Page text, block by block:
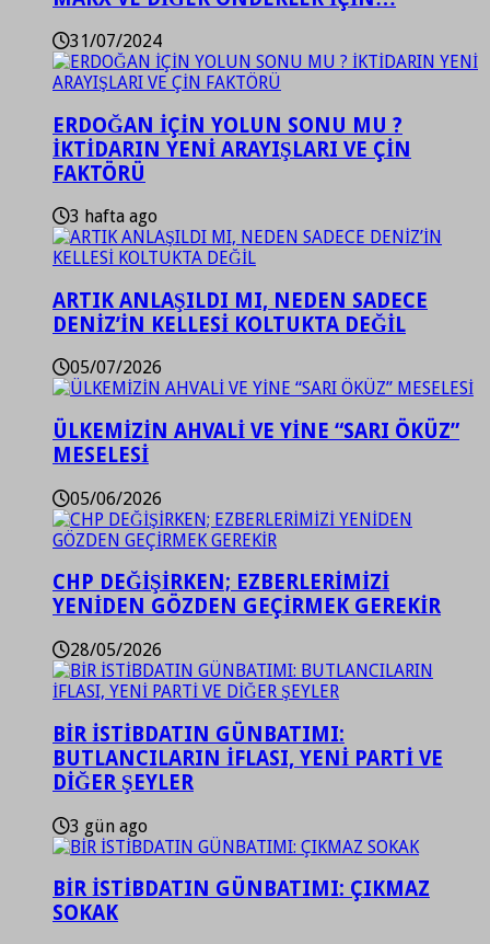
31/07/2024
ERDOĞAN İÇİN YOLUN SONU MU ?
İKTİDARIN YENİ ARAYIŞLARI VE ÇİN
FAKTÖRÜ
3 hafta ago
ARTIK ANLAŞILDI MI, NEDEN SADECE
DENİZ’İN KELLESİ KOLTUKTA DEĞİL
05/07/2026
ÜLKEMİZİN AHVALİ VE YİNE “SARI ÖKÜZ”
MESELESİ
05/06/2026
CHP DEĞİŞİRKEN; EZBERLERİMİZİ
YENİDEN GÖZDEN GEÇİRMEK GEREKİR
28/05/2026
BİR İSTİBDATIN GÜNBATIMI:
BUTLANCILARIN İFLASI, YENİ PARTİ VE
DİĞER ŞEYLER
3 gün ago
BİR İSTİBDATIN GÜNBATIMI: ÇIKMAZ
SOKAK